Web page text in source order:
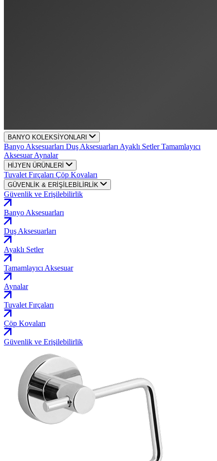
BANYO KOLEKSİYONLARI
Banyo Aksesuarları Duş Aksesuarları Ayaklı SetlerTamamlayıcı
AksesuarAynalar
HİJYEN ÜRÜNLERİ
Tuvalet Fırçaları Çöp Kovaları
GÜVENLİK & ERİŞİLEBİLİRLİK
Güvenlik ve Erişilebilirlik
Banyo Aksesuarları
Duş Aksesuarları
Ayaklı Setler
Tamamlayıcı Aksesuar
Aynalar
Tuvalet Fırçaları
Çöp Kovaları
Güvenlik ve Erişilebilirlik